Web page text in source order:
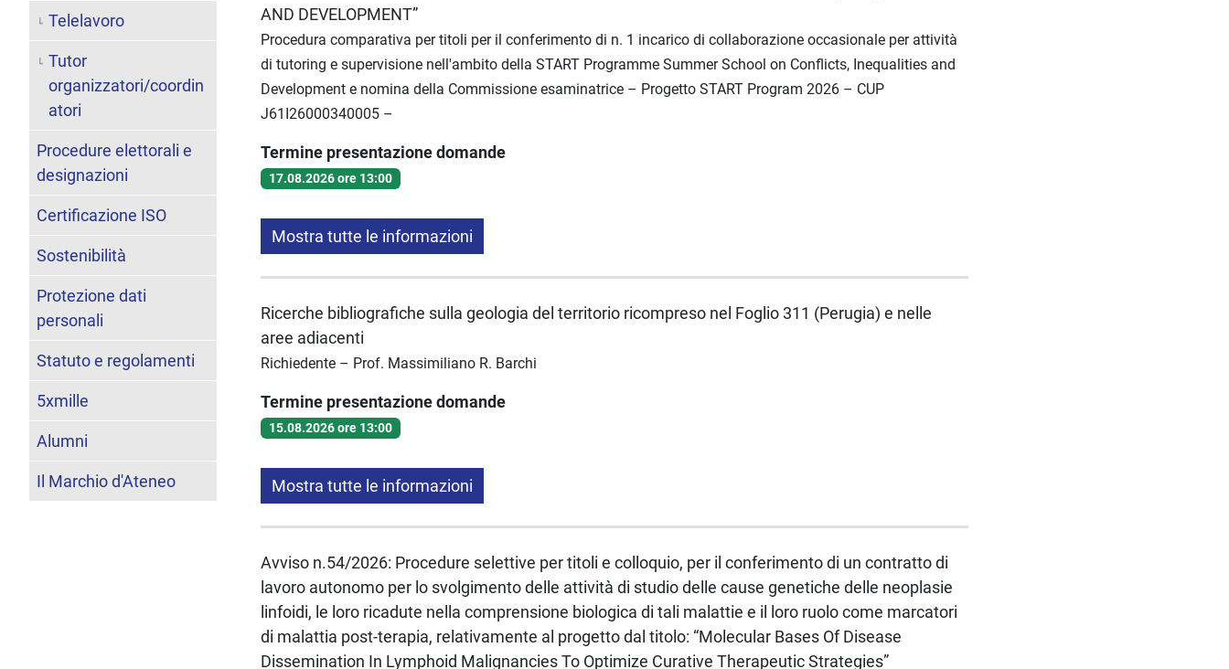
AND DEVELOPMENT”
Procedura comparativa per titoli per il conferimento di n. 1 incarico di collaborazione occasionale per attività
di tutoring e supervisione nell'ambito della START Programme Summer School on Conflicts, Inequalities and
Development e nomina della Commissione esaminatrice – Progetto START Program 2026 – CUP
J61I26000340005 –
Termine presentazione domande
17.08.2026 ore 13:00
Mostra tutte le informazioni
Ricerche bibliografiche sulla geologia del territorio ricompreso nel Foglio 311 (Perugia) e nelle
aree adiacenti
Richiedente – Prof. Massimiliano R. Barchi
Termine presentazione domande
15.08.2026 ore 13:00
Mostra tutte le informazioni
Avviso n.54/2026: Procedure selettive per titoli e colloquio, per il conferimento di un contratto di
lavoro autonomo per lo svolgimento delle attività di studio delle cause genetiche delle neoplasie
linfoidi, le loro ricadute nella comprensione biologica di tali malattie e il loro ruolo come marcatori
di malattia post-terapia, relativamente al progetto dal titolo: “Molecular Bases Of Disease
Dissemination In Lymphoid Malignancies To Optimize Curative Therapeutic Strategies”
Telelavoro
Tutor
organizzatori/coordin
atori
Procedure elettorali e
designazioni
Certificazione ISO
Sostenibilità
Protezione dati
personali
Statuto e regolamenti
5xmille
Alumni
Il Marchio d'Ateneo